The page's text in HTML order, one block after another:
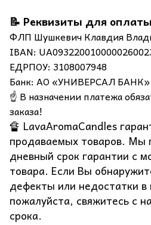
📝 Реквизиты для
ФЛП Шушкевич Клавдия
IBAN:
ЕДРПОУ: 3108007948
Банк: АО «УНИВЕРСАЛ
☝️ В назначении платежа
заказа!
🔏 LavaAromaCandles
продаваемых товаров. Мы
дневный срок гарантии с
товара. Если Вы
дефекты или недостатки
пожалуйста, свяжитесь с
срока.